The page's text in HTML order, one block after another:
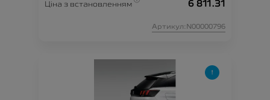
Ціна з встановленням 6 811.31
Артикул:N00000796